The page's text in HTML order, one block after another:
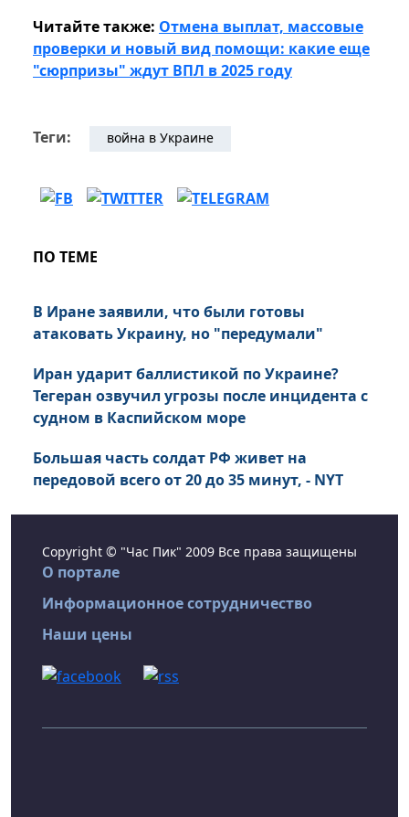
Читайте также: Отмена выплат, массовые
проверки и новый вид помощи: какие еще
"сюрпризы" ждут ВПЛ в 2025 году
Теги: война в Украине
ПО ТЕМЕ
В Иране заявили, что были готовы
атаковать Украину, но "передумали"
Иран ударит баллистикой по Украине?
Тегеран озвучил угрозы после инцидента с
судном в Каспийском море
Большая часть солдат РФ живет на
передовой всего от 20 до 35 минут, - NYT
Copyright © "Час Пик" 2009 Все права защищены
О портале
Информационное сотрудничество
Наши цены